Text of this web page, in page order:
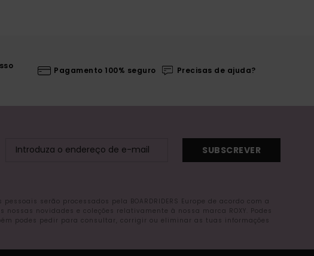
Pagamento 100% seguro Precisas de ajuda?
SUBSCREVER
serão processados pela BOARDRIDERS Europe de acordo com a
novidades e coleções relativamente à nossa marca ROXY. Podes
podes pedir para consultar, corrigir ou eliminar as tuas informações